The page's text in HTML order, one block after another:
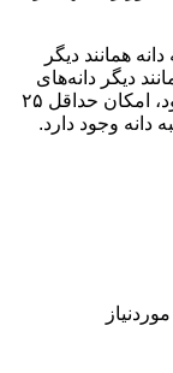
همانند دیگر
دیگر دانه‌های
روغنی به لحاظ قیمت گذاری مناسب انجام شود، امکان حداقل ۲۵